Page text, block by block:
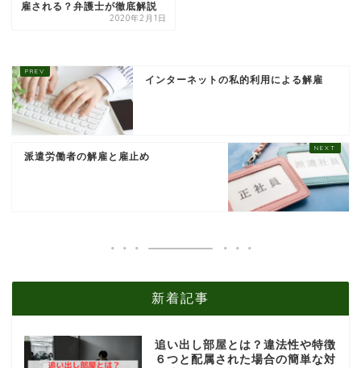
雇される？弁護士が徹底解説
2020年2月1日
インターネットの私的利用による解雇
派遣労働者の解雇と雇止め
新着記事
追い出し部屋とは？違法性や特徴
６つと配属された場合の簡単な対